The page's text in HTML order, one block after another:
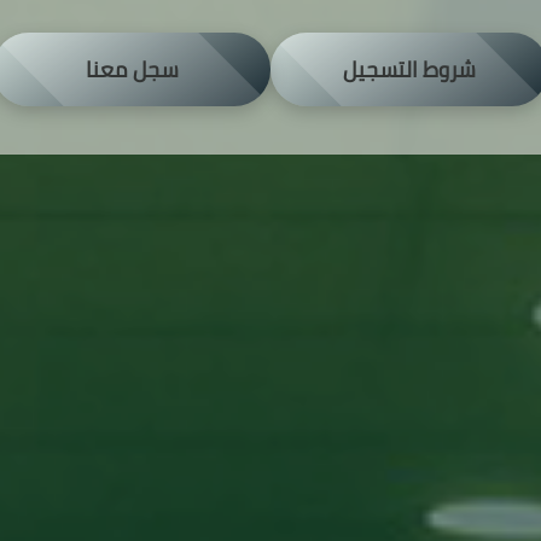
شروط التسجيل سجل معنا